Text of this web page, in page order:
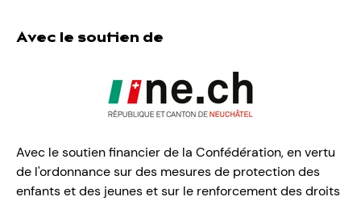
Avec le soutien de
Avec le soutien financier de la Confédération, en vertu
de l'ordonnance sur des mesures de protection des
enfants et des jeunes et sur le renforcement des droits